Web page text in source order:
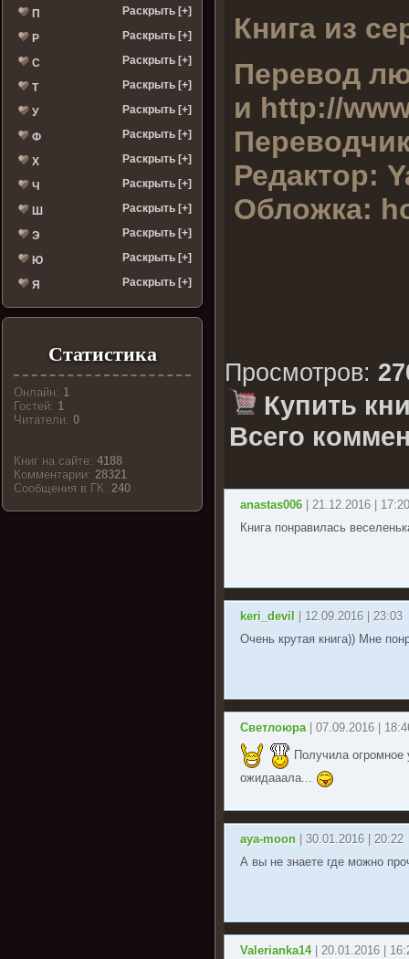
П Раскрыть [+]
Р Раскрыть [+]
С Раскрыть [+]
Т Раскрыть [+]
У Раскрыть [+]
Ф Раскрыть [+]
Х Раскрыть [+]
Ч Раскрыть [+]
Ш Раскрыть [+]
Э Раскрыть [+]
Ю Раскрыть [+]
Я Раскрыть [+]
Статистика
Онлайн: 1
Гостей: 1
Читатели:0
Книг на сайте:4188
Комментарии:28321
Cообщения в ГК:240
Книга из
Перевод
и http://
Редактор:
Обложка:
Просмотров:
Купить
Всего
anastas006 | 21.12.2016 |
Книга понравилась
keri_devil | 12.09.2016 | 23:03
Очень крутая книга)) Мне
Светлоюра | 07.09.2016 |
Получила
ожидааала...
aya-moon | 30.01.2016 | 20:22
А вы не знаете где можно
Valerianka14 | 20.01.2016 |